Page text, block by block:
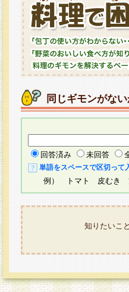
同じギモンがな
回答済み 未回答
単語をスペースで区切って
例） トマト 皮むき
知りたいこ